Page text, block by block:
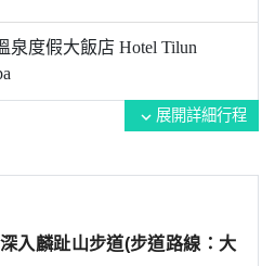
泉度假大飯店 Hotel Tilun
expand_more 展開詳細行程
入麟趾山步道(步道路線：大